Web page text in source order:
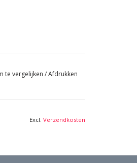
te vergelijken /Afdrukken
Excl. Verzendkosten